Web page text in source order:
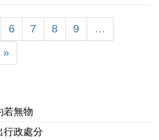
6 7 8 9
…
»
若無物
行政處分